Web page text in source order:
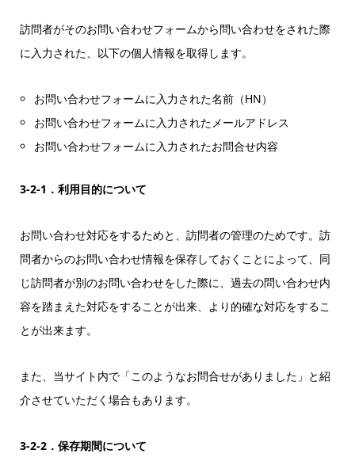
訪問者がそのお問い合わせフォームから問い合わせをされた際
に入力された、以下の個人情報を取得します。
お問い合わせフォームに入力された名前（HN）
お問い合わせフォームに入力されたメールアドレス
お問い合わせフォームに入力されたお問合せ内容
3-2-1．利用目的について
お問い合わせ対応をするためと、訪問者の管理のためです。訪
問者からのお問い合わせ情報を保存しておくことによって、同
じ訪問者が別のお問い合わせをした際に、過去の問い合わせ内
容を踏まえた対応をすることが出来、より的確な対応をするこ
とが出来ます。
また、当サイト内で「このようなお問合せがありました」と紹
介させていただく場合もあります。
3-2-2．保存期間について